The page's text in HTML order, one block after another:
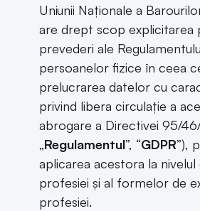
Uniunii Naționale a
are drept scop explicitarea
prevederi ale
persoanelor fizice în ceea
prelucrarea datelor cu
privind libera circulație a
abrogare a Directivei 95/
„Regulamentul”, “GDPR”),
aplicarea acestora la
profesiei și al formelor de
profesiei.